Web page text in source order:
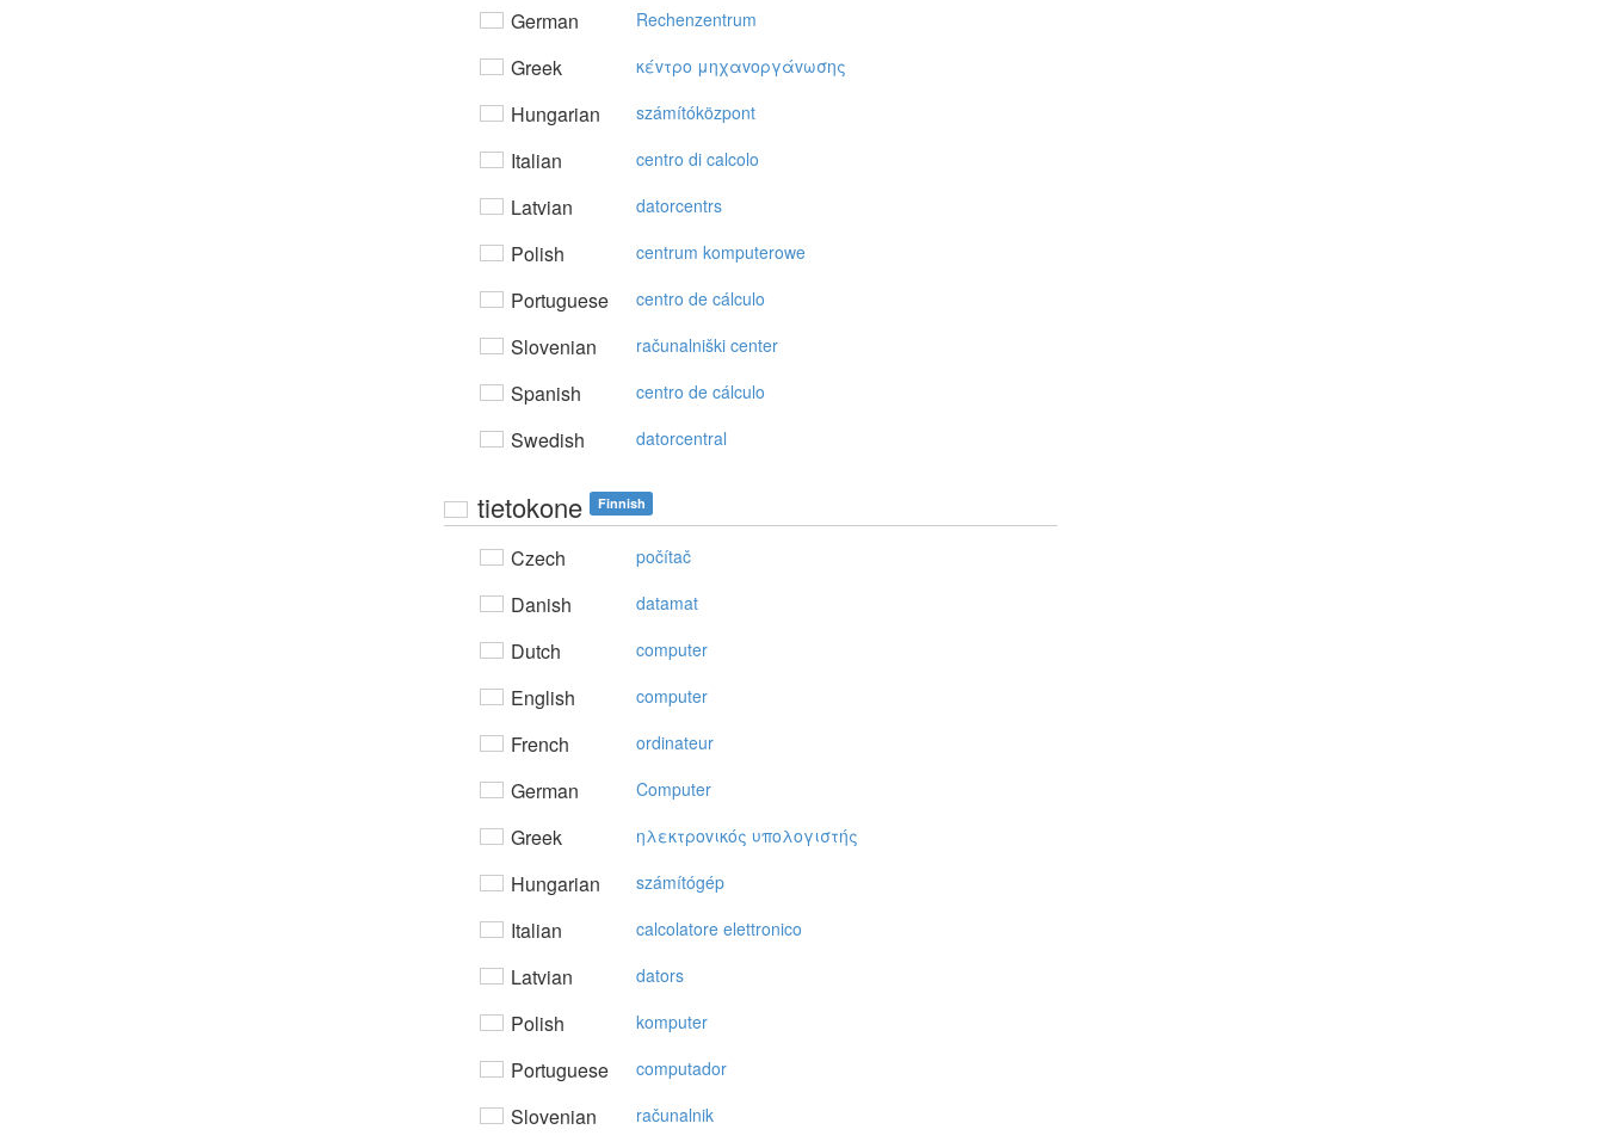
German Rechenzentrum
Greek κέvτρo μηχαvoργάvωσης
Hungarian számítóközpont
Italian centro di calcolo
Latvian datorcentrs
Polish centrum komputerowe
Portuguese centro de cálculo
Slovenian računalniški center
Spanish centro de cálculo
Swedish datorcentral
tietokone Finnish
Czech počítač
Danish datamat
Dutch computer
English computer
French ordinateur
German Computer
Greek ηλεκτρovικός υπoλoγιστής
Hungarian számítógép
Italian calcolatore elettronico
Latvian dators
Polish komputer
Portuguese computador
Slovenian računalnik